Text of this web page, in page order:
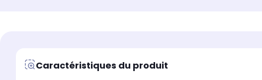
Caractéristiques du produit